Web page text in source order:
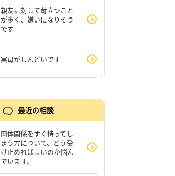
親友に対して苛立つこと
が多く、嫌いになりそう
です
実母がしんどいです
最近の相談
肉体関係をすぐ持ってし
まう方について、どう受
け止めればよいのか悩ん
でいます。